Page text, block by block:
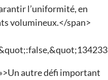
l’uniformité, en
volumineux.</span>
autre défi important